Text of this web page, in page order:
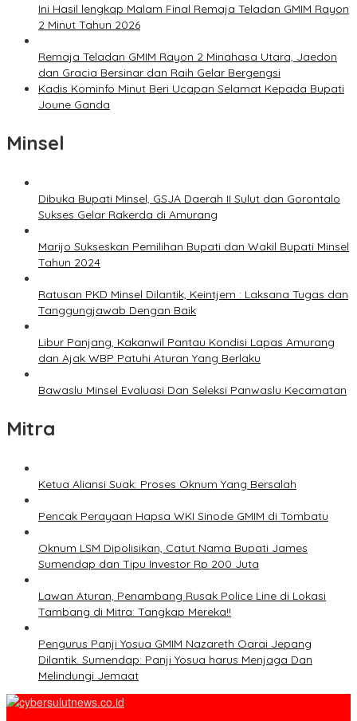
Ini Hasil lengkap Malam Final Remaja Teladan GMIM Rayon
2 Minut Tahun 2026
Remaja Teladan GMIM Rayon 2 Minahasa Utara, Jaedon
dan Gracia Bersinar dan Raih Gelar Bergengsi
Kadis Kominfo Minut Beri Ucapan Selamat Kepada Bupati
Joune Ganda
Minsel
Dibuka Bupati Minsel, GSJA Daerah II Sulut dan Gorontalo
Sukses Gelar Rakerda di Amurang
Marijo Sukseskan Pemilihan Bupati dan Wakil Bupati Minsel
Tahun 2024
Ratusan PKD Minsel Dilantik, Keintjem : Laksana Tugas dan
Tanggungjawab Dengan Baik
Libur Panjang, Kakanwil Pantau Kondisi Lapas Amurang
dan Ajak WBP Patuhi Aturan Yang Berlaku
Bawaslu Minsel Evaluasi Dan Seleksi Panwaslu Kecamatan
Mitra
Ketua Aliansi Suak: Proses Oknum Yang Bersalah
Pencak Perayaan Hapsa WKI Sinode GMIM di Tombatu
Oknum LSM Dipolisikan, Catut Nama Bupati James
Sumendap dan Tipu Investor Rp 200 Juta
Lawan Aturan, Penambang Rusak Police Line di Lokasi
Tambang di Mitra: Tangkap Mereka!!
Pengurus Panji Yosua GMIM Nazareth Oarai Jepang
Dilantik. Sumendap: Panji Yosua harus Menjaga Dan
Melindungi Jemaat